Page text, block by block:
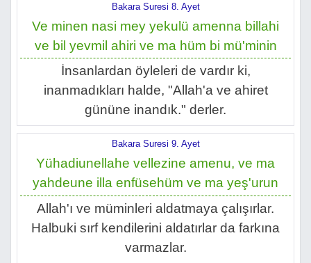
Bakara Suresi 8. Ayet
Ve minen nasi mey yekulü amenna billahi
ve bil yevmil ahiri ve ma hüm bi mü'minin
İnsanlardan öyleleri de vardır ki,
inanmadıkları halde, "Allah'a ve ahiret
gününe inandık." derler.
Bakara Suresi 9. Ayet
Yühadiunellahe vellezine amenu, ve ma
yahdeune illa enfüsehüm ve ma yeş'urun
Allah'ı ve müminleri aldatmaya çalışırlar.
Halbuki sırf kendilerini aldatırlar da farkına
varmazlar.